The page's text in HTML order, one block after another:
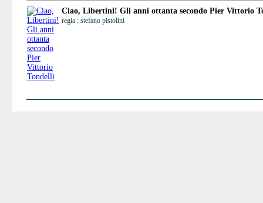
Ciao, Libertini! Gli anni ottanta secondo Pier Vittorio
regia : stefano pistolini